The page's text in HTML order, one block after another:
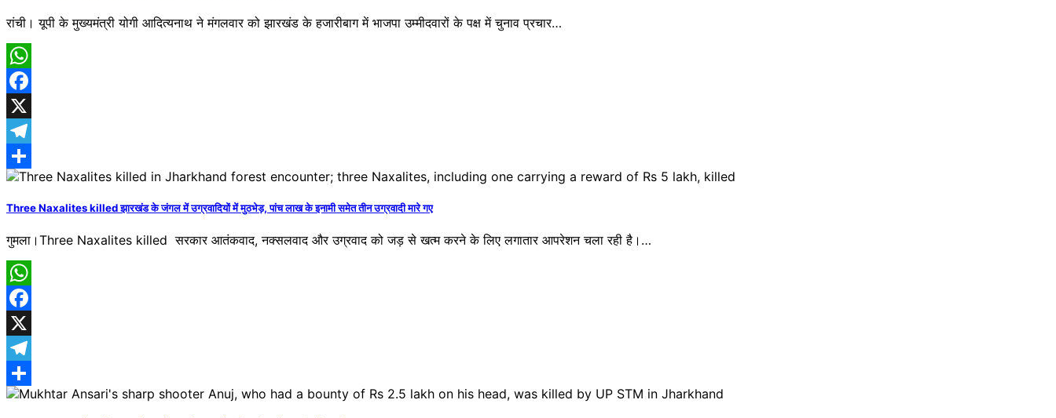
रांची। यूपी के मुख्यमंत्री योगी आदित्यनाथ ने मंगलवार को झारखंड के हजारीबाग में भाजपा उम्मीदवारों के पक्ष में चुनाव प्रचार…
WhatsApp
Facebook
X
Telegram
Share
Three Naxalites killed झारखंड के जंगल में उग्रवादियों में मुठभेड़, पांच लाख के इनामी समेत तीन उग्रवादी मारे गए
गुमला।Three Naxalites killed सरकार आतंकवाद, नक्सलवाद और उग्रवाद को जड़ से खत्म करने के लिए लगातार आपरेशन चला रही है।…
WhatsApp
Facebook
X
Telegram
Share